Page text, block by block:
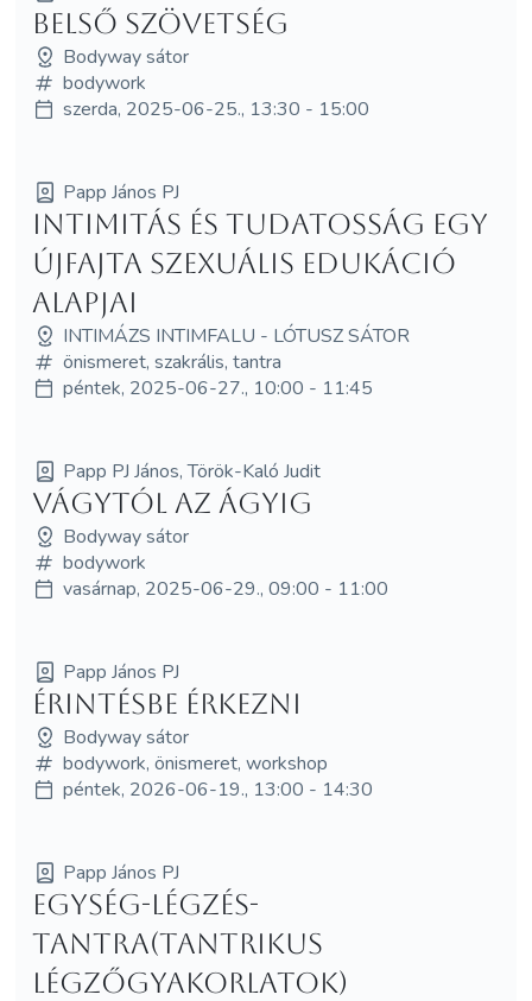
Belső szövetség
Bodyway sátor
bodywork
szerda, 2025-06-25., 13:30 - 15:00
Papp János PJ
Intimitás és tudatosság egy
újfajta szexuális edukáció
alapjai
INTIMÁZS INTIMFALU - LÓTUSZ SÁTOR
önismeret, szakrális, tantra
péntek, 2025-06-27., 10:00 - 11:45
Papp PJ János, Török-Kaló Judit
Vágytól az ágyig
Bodyway sátor
bodywork
vasárnap, 2025-06-29., 09:00 - 11:00
Papp János PJ
Érintésbe érkezni
Bodyway sátor
bodywork, önismeret, workshop
péntek, 2026-06-19., 13:00 - 14:30
Papp János PJ
Egység-Légzés-
Tantra(Tantrikus
légzőgyakorlatok)